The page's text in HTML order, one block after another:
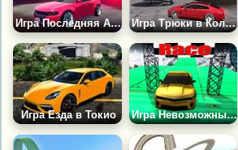
Игра Последняя Автомобильная Арена Игра Трюки в Колизее
Игра Езда в Токио Игра Невозможные Трюковые Трассы